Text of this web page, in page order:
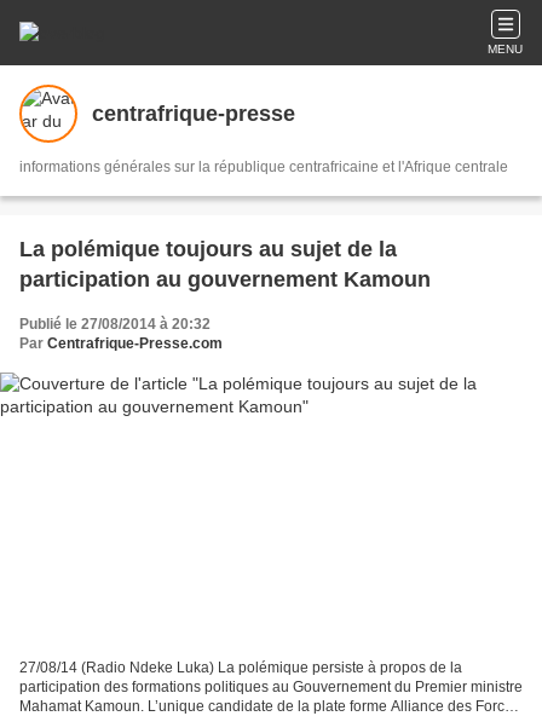
MENU
centrafrique-presse
informations générales sur la république centrafricaine et l'Afrique centrale
La polémique toujours au sujet de la
participation au gouvernement Kamoun
Publié le 27/08/2014 à 20:32
Par Centrafrique-Presse.com
27/08/14 (Radio Ndeke Luka) La polémique persiste à propos de la
participation des formations politiques au Gouvernement du Premier ministre
Mahamat Kamoun. L’unique candidate de la plate forme Alliance des Forces